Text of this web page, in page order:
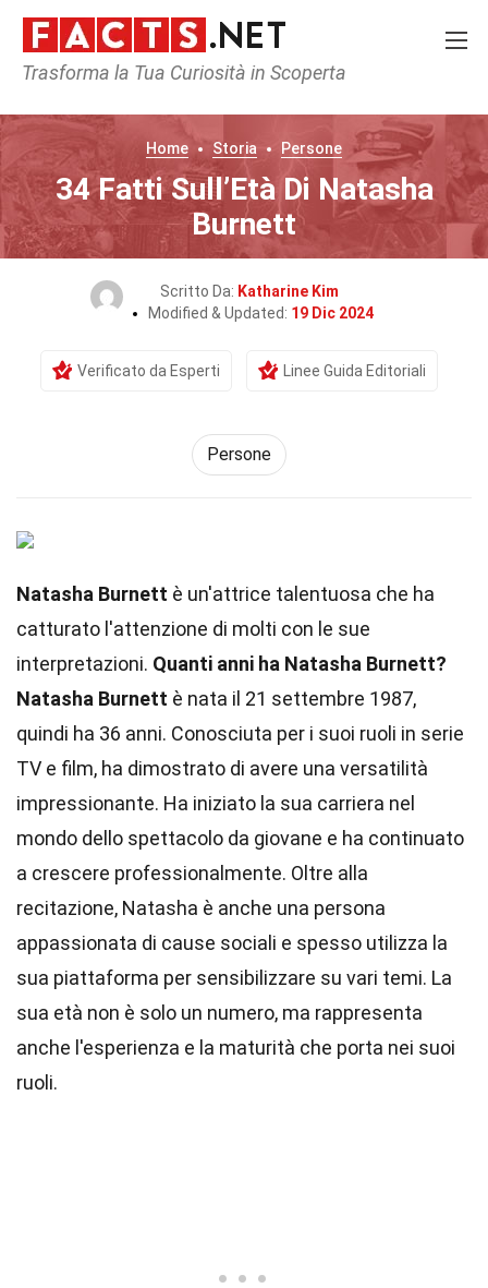
Trasforma la Tua Curiosità in Scoperta
Home Storia Persone
34 Fatti Sull’Età Di Natasha
Burnett
Scritto Da: Katharine Kim
Modified & Updated: 19 Dic 2024
Verificato da Esperti Linee Guida Editoriali
Persone
Natasha Burnett è un'attrice talentuosa che ha
catturato l'attenzione di molti con le sue
interpretazioni. Quanti anni ha Natasha Burnett?
Natasha Burnett è nata il 21 settembre 1987,
quindi ha 36 anni. Conosciuta per i suoi ruoli in serie
TV e film, ha dimostrato di avere una versatilità
impressionante. Ha iniziato la sua carriera nel
mondo dello spettacolo da giovane e ha continuato
a crescere professionalmente. Oltre alla
recitazione, Natasha è anche una persona
appassionata di cause sociali e spesso utilizza la
sua piattaforma per sensibilizzare su vari temi. La
sua età non è solo un numero, ma rappresenta
anche l'esperienza e la maturità che porta nei suoi
ruoli.